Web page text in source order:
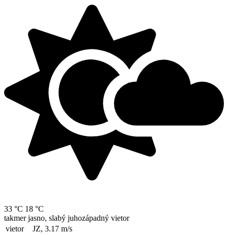
33 °C 18 °C
takmer jasno, slabý juhozápadný vietor
vietor
JZ, 3.17 m/s